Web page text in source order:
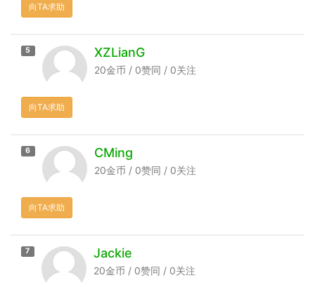
向TA求助
5 XZLianG
20金币 / 0赞同 / 0关注
向TA求助
6 CMing
20金币 / 0赞同 / 0关注
向TA求助
7 Jackie
20金币 / 0赞同 / 0关注